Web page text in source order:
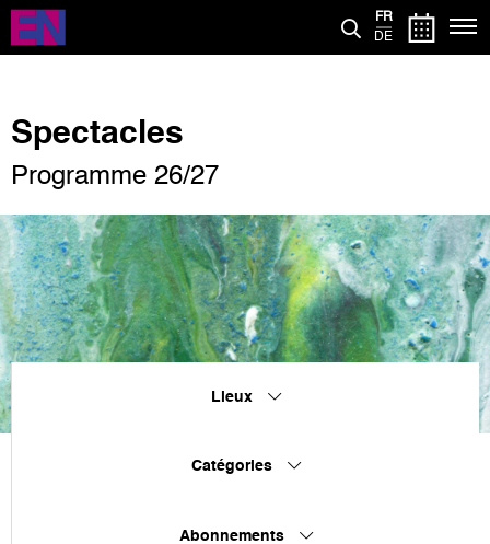
Aller
contenu
FR
DE
Spectacles
Programme 26/27
Lieux
Catégories
Abonnements